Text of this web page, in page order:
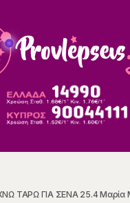
ΤΑΡΩ ΓΙΑ ΣΕΝΑ 25.4 Μαρία